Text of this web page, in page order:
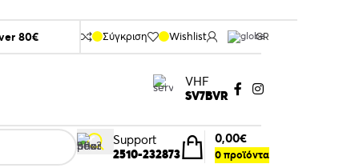
80€ Σύγκριση Wishlist GR
VHF
SV7BVR
Support
2510-232873
0προϊόντα
0,00€